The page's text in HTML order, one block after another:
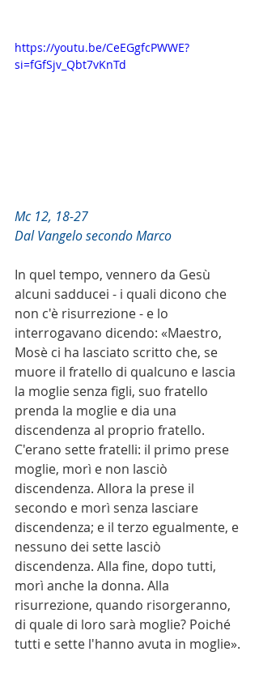
https://youtu.be/CeEGgfcPWWE?
si=fGfSjv_Qbt7vKnTd
Mc 12, 18-27
Dal Vangelo secondo Marco
In quel tempo, vennero da Gesù
alcuni sadducei - i quali dicono che
non c'è risurrezione - e lo
interrogavano dicendo: «Maestro,
Mosè ci ha lasciato scritto che, se
muore il fratello di qualcuno e lascia
la moglie senza figli, suo fratello
prenda la moglie e dia una
discendenza al proprio fratello.
C'erano sette fratelli: il primo prese
moglie, morì e non lasciò
discendenza. Allora la prese il
secondo e morì senza lasciare
discendenza; e il terzo egualmente, e
nessuno dei sette lasciò
discendenza. Alla fine, dopo tutti,
morì anche la donna. Alla
risurrezione, quando risorgeranno,
di quale di loro sarà moglie? Poiché
tutti e sette l'hanno avuta in moglie».